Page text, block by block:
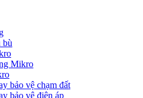
bù
Mikro
bảo vệ chạm đất
bảo vệ điện áp